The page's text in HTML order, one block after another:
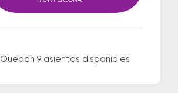
Quedan 9 asientos disponibles